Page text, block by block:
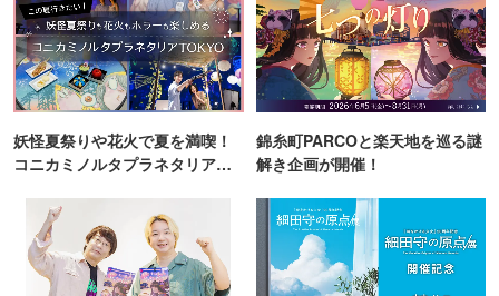
妖怪夏祭りや花火で夏を満喫！
コニカミノルタプラネタリア
錦糸町PARCOと楽天地を巡る謎
解き企画が開催！